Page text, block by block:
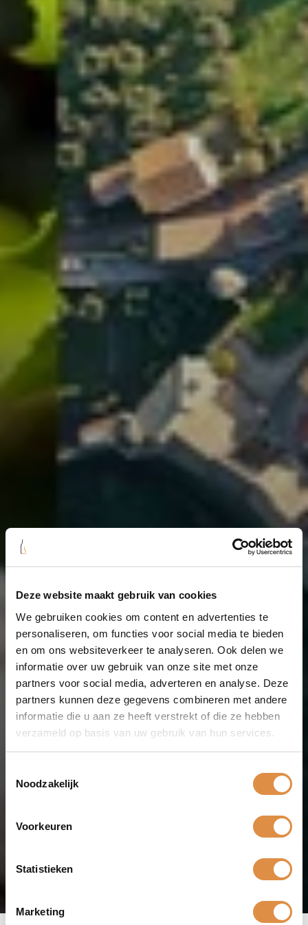
Deze website maakt gebruik van cookies
We gebruiken cookies om content en advertenties te
personaliseren, om functies voor social media te bieden
en om ons websiteverkeer te analyseren. Ook delen we
informatie over uw gebruik van onze site met onze
partners voor social media, adverteren en analyse. Deze
partners kunnen deze gegevens combineren met andere
informatie die u aan ze heeft verstrekt of die ze hebben
verzameld op basis van uw gebruik van hun services.
Noodzakelijk
Voorkeuren
Statistieken
Marketing
Home / Collecties
Fiano
Fianois een inheemse Italiaanse druivensoort die geurig en
sappig van smaak is. In combinatie met minerale tonen geeft
dezeItaliaanse wijnveel plezier. Deze druif, die zijn oorsprong
vindt in Zuid-Italië, staat bekend om zijn veelzijdigheid.
keer wilt proberen als wijnliefhebber.